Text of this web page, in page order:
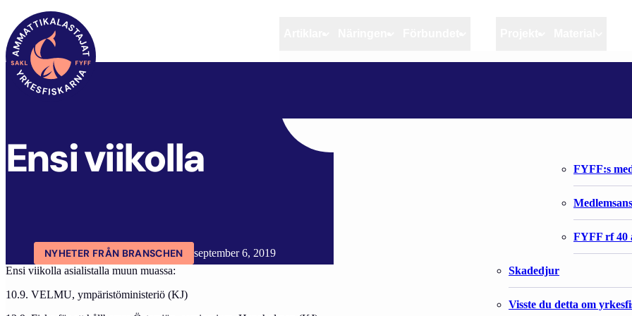
Artiklar Näringen
Riktlinjer för god praxis
Stöd till fiskerinäringen
Anvisningar
Fiskar och
Skadedjur
Visste du detta om
Förbundet
FYFF:s
FYFF rf 40
FYFF ARTIKLAR
Ensi viikolla
NYHETER FRÅN BRANSCHEN
september 6, 2019
Ensi viikolla asialistalla muun muassa:
10.9. VELMU, ympäristöministeriö (KJ)